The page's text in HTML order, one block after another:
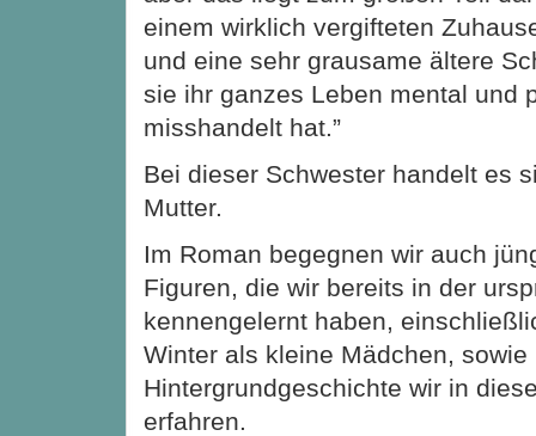
einem wirklich vergifteten
und eine sehr grausame ältere
sie ihr ganzes Leben mental und
misshandelt hat.”
Bei dieser Schwester handelt es
Mutter.
Im Roman begegnen wir auch
Figuren, die wir bereits in der
kennengelernt haben,
Winter als kleine Mädchen, sowie
Hintergrundgeschichte wir in
erfahren.